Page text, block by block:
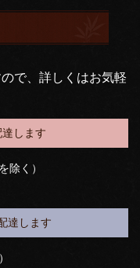
で、詳しくはお気軽
します
除く）
達します